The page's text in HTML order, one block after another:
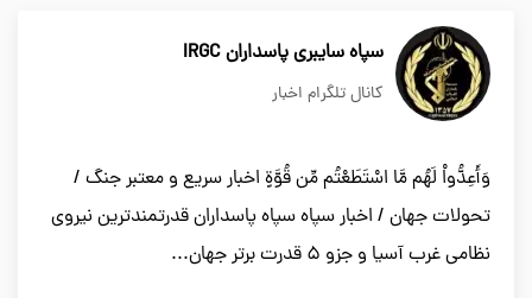
سپاه سایبری پاسداران IRGC
کانال تلگرام اخبار
وَأَعِدُّواْ لَهُم مَّا اسْتَطَعْتُم مِّن قُوَّةٍ اخبار سریع و معتبر جنگ /
تحولات جهان / اخبار سپاه سپاه پاسداران قدرتمندترین نیروی
نظامی غرب آسیا و جزو ۵ قدرت برتر جهان...